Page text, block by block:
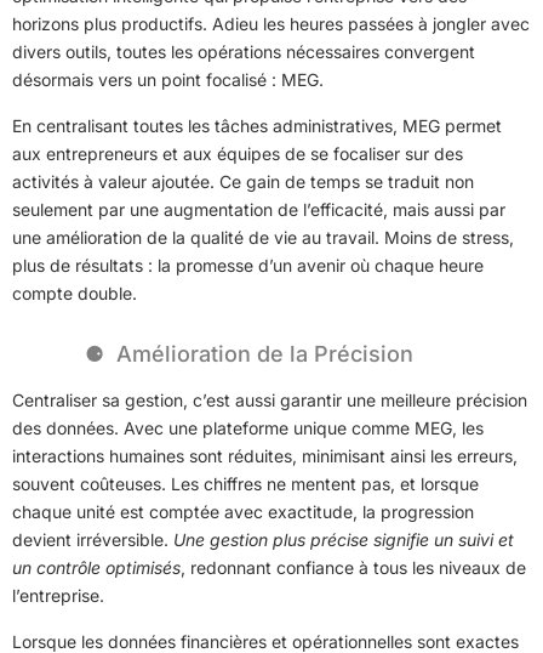
horizons plus productifs. Adieu les heures passées à jongler avec
divers outils, toutes les opérations nécessaires convergent
désormais vers un point focalisé : MEG.
En centralisant toutes les tâches administratives, MEG permet
aux entrepreneurs et aux équipes de se focaliser sur des
activités à valeur ajoutée. Ce gain de temps se traduit non
seulement par une augmentation de l’efficacité, mais aussi par
une amélioration de la qualité de vie au travail. Moins de stress,
plus de résultats : la promesse d’un avenir où chaque heure
compte double.
Amélioration de la Précision
Centraliser sa gestion, c’est aussi garantir une meilleure précision
des données. Avec une plateforme unique comme MEG, les
interactions humaines sont réduites, minimisant ainsi les erreurs,
souvent coûteuses. Les chiffres ne mentent pas, et lorsque
chaque unité est comptée avec exactitude, la progression
devient irréversible. Une gestion plus précise signifie un suivi et
un contrôle optimisés, redonnant confiance à tous les niveaux de
l’entreprise.
Lorsque les données financières et opérationnelles sont exactes